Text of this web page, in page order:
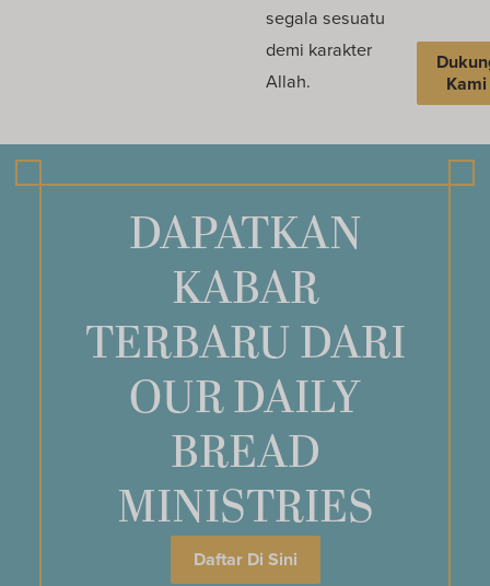
segala sesuatu
demi karakter
Allah.
Kami
DAPATKAN
KABAR
TERBARU DARI
OUR DAILY
BREAD
MINISTRIES
Daftar Di Sini